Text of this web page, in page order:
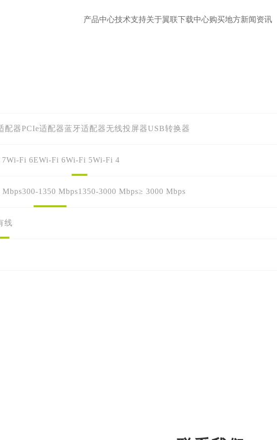
产品中心技术支持关于翼联下载中心购买地方新闻资讯
配器PCIe适配器蓝牙适配器无线投屏器USB转换器
7Wi-Fi 6EWi-Fi 6Wi-Fi 5Wi-Fi 4
Mbps300-1350 Mbps1350-3000 Mbps≥ 3000 Mbps
线